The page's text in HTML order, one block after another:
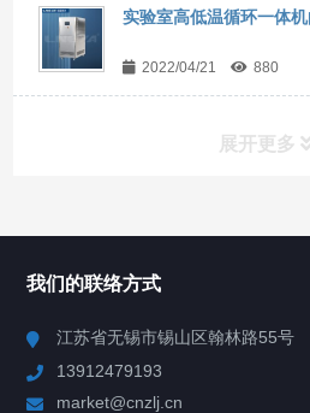
实验室高低温循环一体
2022/04/21 880
展开更多
Chiller高精度制冷循环器
我们的联络方式
江苏省无锡市锡山区翰林路55号
13912479193
market@cnzlj.cn